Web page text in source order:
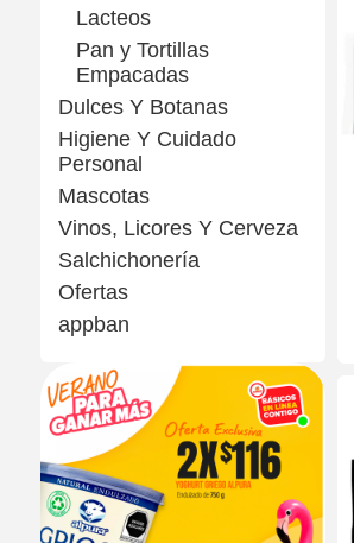
Lacteos
Pan y Tortillas
Empacadas
Dulces Y Botanas
Higiene Y Cuidado
Personal
Mascotas
Vinos, Licores Y Cerveza
Salchichonería
Ofertas
appban